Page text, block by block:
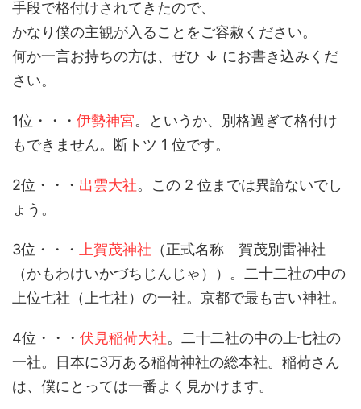
手段で格付けされてきたので、
かなり僕の主観が入ることをご容赦ください。
何か一言お持ちの方は、ぜひ ↓ にお書き込みくだ
さい。
1位・・・ 伊勢神宮。というか、別格過ぎて格付け
もできません。断トツ 1 位です。
2位・・・ 出雲大社。この 2 位までは異論ないでし
ょう。
3位・・・ 上賀茂神社 （正式名称 賀茂別雷神社
（かもわけいかづちじんじゃ））。二十二社の中の
上位七社（上七社）の一社。京都で最も古い神社。
4位・・・ 伏見稲荷大社。二十二社の中の上七社の
一社。日本に3万ある稲荷神社の総本社。稲荷さん
は、僕にとっては一番よく見かけます。